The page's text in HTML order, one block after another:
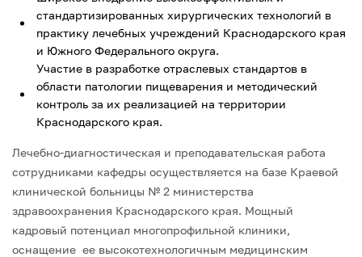
стандартизированных хирургических технологий в
практику лечебных учреждений Краснодарского края
и Южного Федерального округа.
Участие в разработке отраслевых стандартов в
области патологии пищеварения и методический
контроль за их реализацией на территории
Краснодарского края.
Лечебно-диагностическая и преподавательская работа
сотрудниками кафедры осуществляется на базе Краевой
клинической больницы № 2 министерства
здравоохранения Краснодарского края. Мощный
кадровый потенциал многопрофильной клиники,
оснащение ее высокотехнологичным медицинским